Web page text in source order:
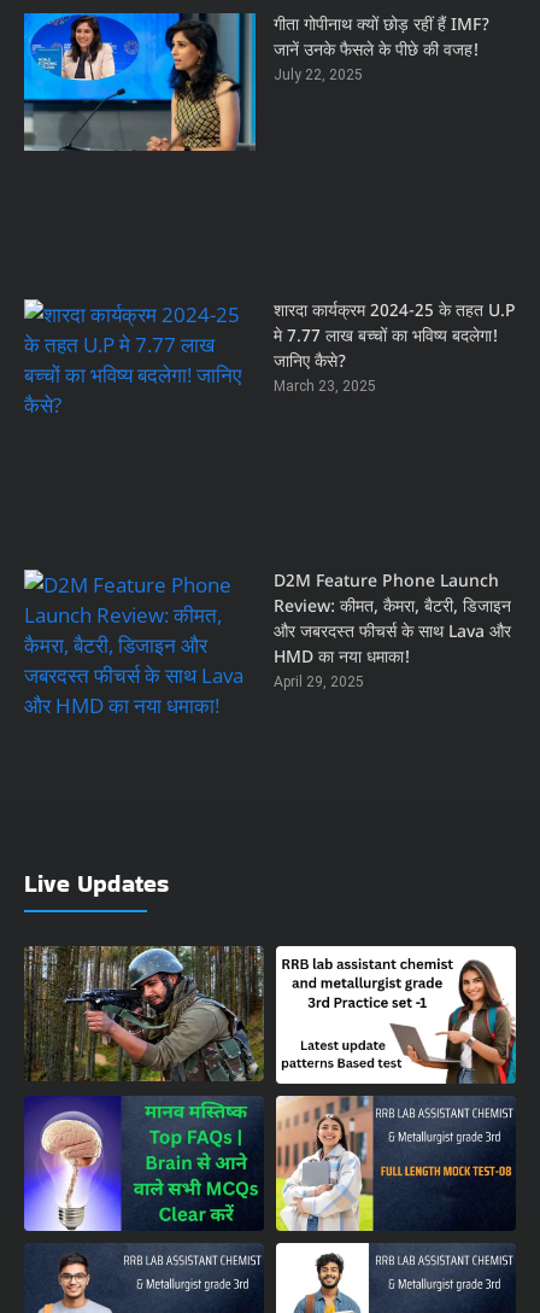
गीता गोपीनाथ क्यों छोड़ रहीं हैं IMF?
जानें उनके फैसले के पीछे की वजह!
July 22, 2025
शारदा कार्यक्रम 2024-25 के तहत U.P
मे 7.77 लाख बच्चों का भविष्य बदलेगा!
जानिए कैसे?
March 23, 2025
D2M Feature Phone Launch
Review: कीमत, कैमरा, बैटरी, डिजाइन
और जबरदस्त फीचर्स के साथ Lava और
HMD का नया धमाका!
April 29, 2025
Live Updates